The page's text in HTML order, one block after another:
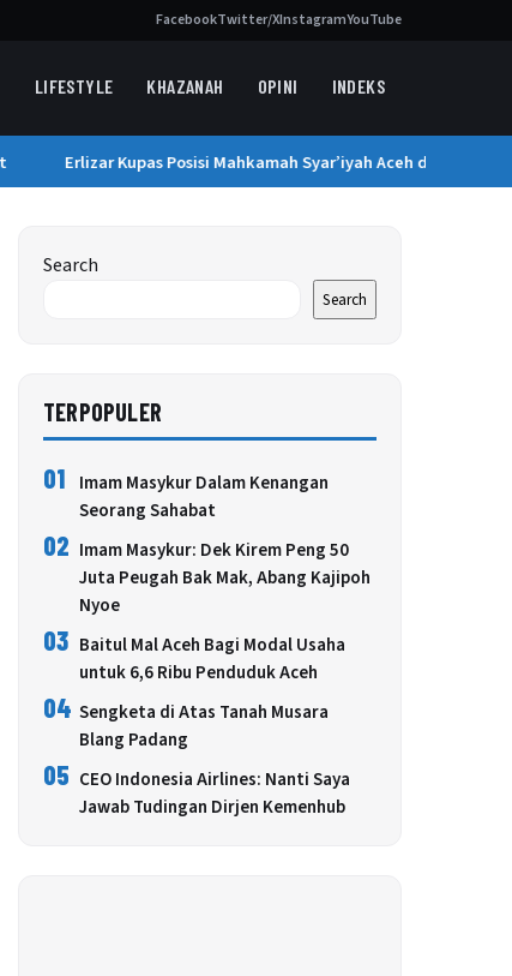
FacebookTwitter/XInstagramYouTube
LIFESTYLE KHAZANAH OPINI INDEKS
Erlizar Kupas Posisi Mahkamah Syar’iyah Aceh di Sistem
Search
Search
TERPOPULER
01
Imam Masykur Dalam Kenangan
Seorang Sahabat
02 Imam Masykur: Dek Kirem Peng 50
Juta Peugah Bak Mak, Abang Kajipoh
Nyoe
03 Baitul Mal Aceh Bagi Modal Usaha
untuk 6,6 Ribu Penduduk Aceh
04 Sengketa di Atas Tanah Musara
Blang Padang
05 CEO Indonesia Airlines: Nanti Saya
Jawab Tudingan Dirjen Kemenhub